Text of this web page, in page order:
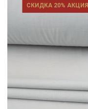
СКИДКА 20% АКЦИЯ